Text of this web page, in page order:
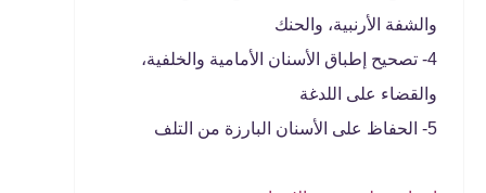
والشفة الأرنبية، والحنك
4- تصحيح إطباق الأسنان الأمامية والخلفية،
والقضاء على اللدغة
5- الحفاظ على الأسنان البارزة من التلف